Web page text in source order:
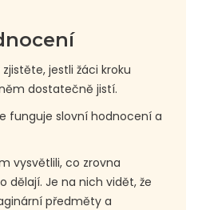
jestli žáci kroku
dostatečně jistí.
funguje slovní hodnocení a
vysvětlili, co zrovna
dělají. Je na nich vidět, že
předměty a